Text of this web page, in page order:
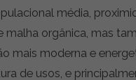
média,
malha orgânica, mas
mais moderna e
de usos, e